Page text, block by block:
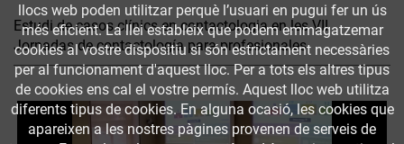
Estudi de casos clínics en contactologia en les VII
Jornadas de contactología para profesionales
llocs web poden utilitzar perquè l’usuari en pugui fer un ús
més eficient. La llei estableix que podem emmagatzemar
cookies al vostre dispositiu si són estrictament necessàries
per al funcionament d'aquest lloc. Per a tots els altres tipus
de cookies ens cal el vostre permís. Aquest lloc web utilitza
diferents tipus de cookies. En alguna ocasió, les cookies que
apareixen a les nostres pàgines provenen de serveis de